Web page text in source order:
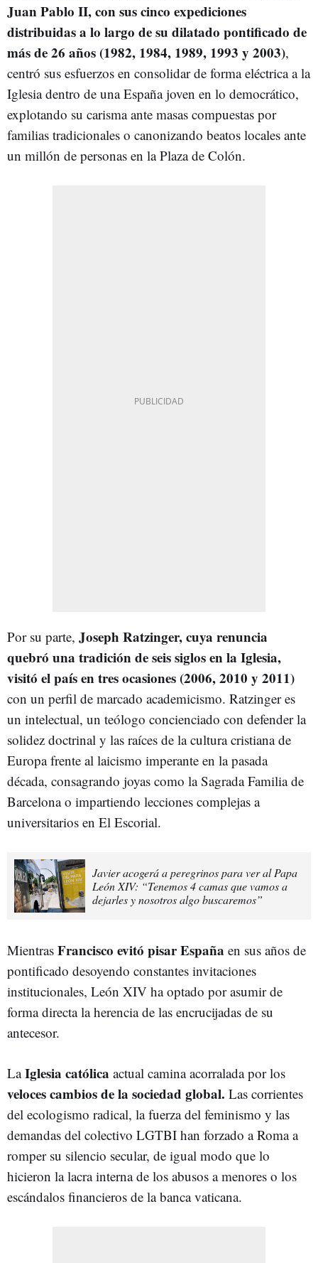
Juan Pablo II, con sus cinco expediciones
distribuidas a lo largo de su dilatado pontificado de
más de 26 años (1982, 1984, 1989, 1993 y 2003),
centró sus esfuerzos en consolidar de forma eléctrica a la
Iglesia dentro de una España joven en lo democrático,
explotando su carisma ante masas compuestas por
familias tradicionales o canonizando beatos locales ante
un millón de personas en la Plaza de Colón.
Por su parte, Joseph Ratzinger, cuya renuncia
quebró una tradición de seis siglos en la Iglesia,
visitó el país en tres ocasiones (2006, 2010 y 2011)
con un perfil de marcado academicismo. Ratzinger es
un intelectual, un teólogo concienciado con defender la
solidez doctrinal y las raíces de la cultura cristiana de
Europa frente al laicismo imperante en la pasada
década, consagrando joyas como la Sagrada Familia de
Barcelona o impartiendo lecciones complejas a
universitarios en El Escorial.
Javier acogerá a peregrinos para ver al Papa
León XIV: “Tenemos 4 camas que vamos a
dejarles y nosotros algo buscaremos”
Mientras Francisco evitó pisar España en sus años de
pontificado desoyendo constantes invitaciones
institucionales, León XIV ha optado por asumir de
forma directa la herencia de las encrucijadas de su
antecesor.
LaIglesia católica actual camina acorralada por los
veloces cambios de la sociedad global. Las corrientes
del ecologismo radical, la fuerza del feminismo y las
demandas del colectivo LGTBI han forzado a Roma a
romper su silencio secular, de igual modo que lo
hicieron la lacra interna de los abusos a menores o los
escándalos financieros de la banca vaticana.